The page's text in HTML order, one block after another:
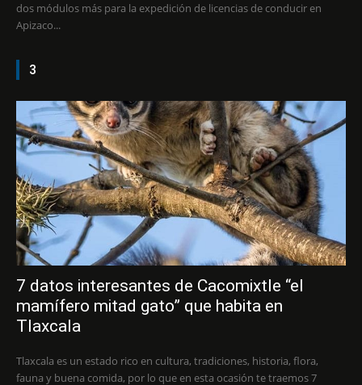
dos módulos más para la expedición de licencias de conducir en
Apizaco...
3
7 datos interesantes de Cacomixtle “el
mamífero mitad gato” que habita en
Tlaxcala
Tlaxcala es un estado rico en cultura, tradiciones, historia, flora,
fauna y buena comida, por lo que en esta ocasión te traemos 7